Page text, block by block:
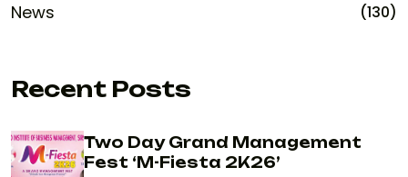
News (130)
Recent Posts
Two Day Grand Management
Fest ‘M-Fiesta 2K26’